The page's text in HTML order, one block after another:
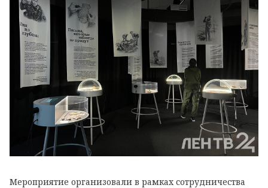
Мероприятие организовали в рамках сотрудничества